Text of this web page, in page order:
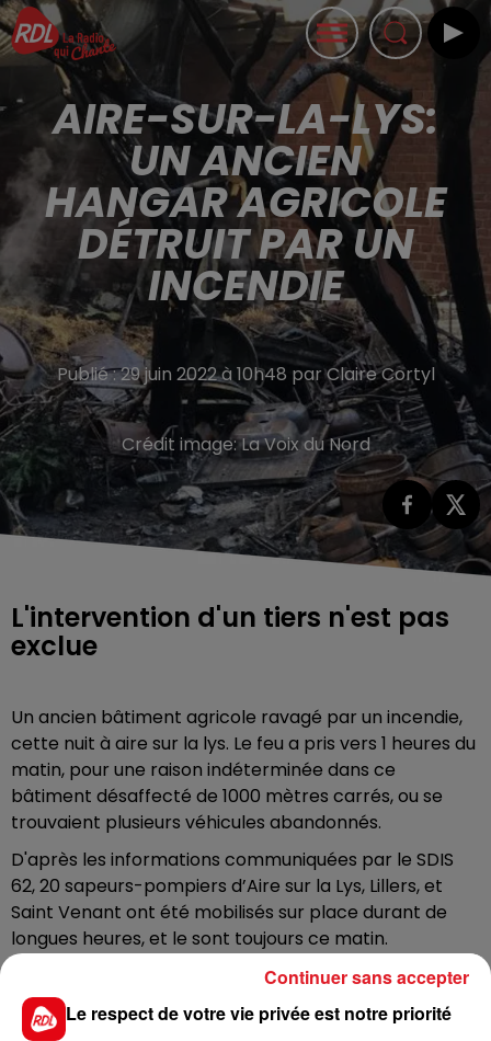
AIRE-SUR-LA-LYS:
UN ANCIEN
HANGAR AGRICOLE
DÉTRUIT PAR UN
INCENDIE
Publié : 29 juin 2022 à 10h48 par Claire Cortyl
Crédit image:La Voix du Nord
L'intervention d'un tiers n'est pas
exclue
Un ancien bâtiment agricole ravagé par un incendie,
cette nuit à aire sur la lys. Le feu a pris vers 1 heures du
matin, pour une raison indéterminée dans ce
bâtiment désaffecté de 1000 mètres carrés, ou se
trouvaient plusieurs véhicules abandonnés.
D'après les informations communiquées par le SDIS
62, 20 sapeurs-pompiers d’Aire sur la Lys, Lillers, et
Saint Venant ont été mobilisés sur place durant de
longues heures, et le sont toujours ce matin.
Une enquête a été ouverte, mais l’intervention d’un
tiers n’est pas exclue car le lieu est régulièrement
squatté, selon nos confrères de la voix du nord.
Le respect de votre vie privée est notre priorité
Continuer sans accepter